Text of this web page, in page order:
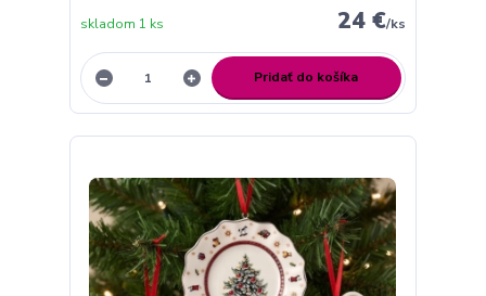
24 €/ks
skladom 1 ks
Pridať do košíka